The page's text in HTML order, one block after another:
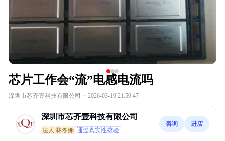
芯片工作会“流”电感电流吗
深圳市芯齐壹科技有限公司 · 2026-03-19 21:59:47
深圳市芯齐壹科技有限公司
法人:林冬娜 通过真实性核验
咨询 进店